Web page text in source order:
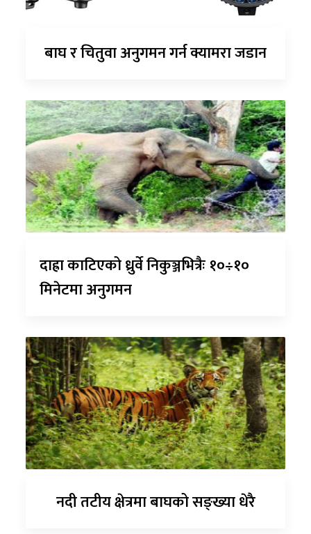
बाघ र चितुवा अनुगमन गर्न क्यामरा जडान
दाह्रा काटिएको ध्रुर्वे निकुञ्जभित्रैः १०÷१०
मिनेटमा अनुगमन
नदी तटीय क्षेत्रमा बाघको सङ्ख्या धेरै